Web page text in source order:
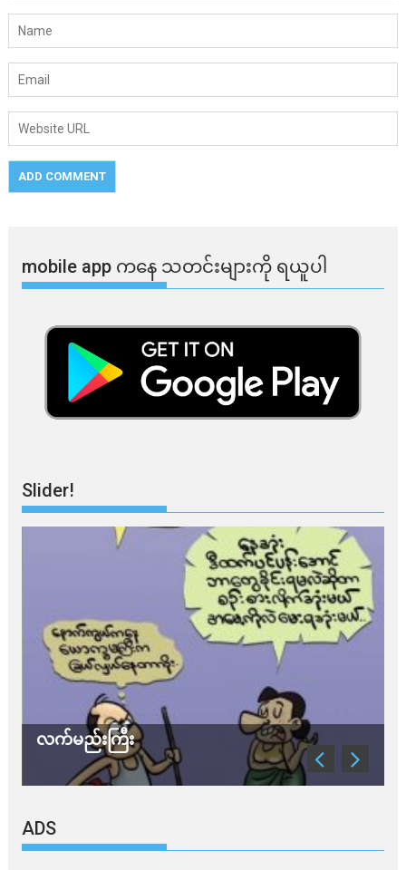
mobile app ​​ကနေ ​​သတင်းများကို ရယူပါ
Slider!
လက်မည်းကြီး
ADS